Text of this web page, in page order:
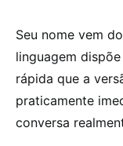
Seu nome vem
linguagem
rápida que a
praticamente
conversa